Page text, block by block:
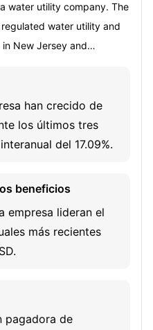
water utility company. The
water utility and
New Jersey and
and private clients,
It operates through
Non-Regulated. The
in the business of
industrial and
Tidewater, Pinelands
Non-Regulated segment
contract services for
in New Jersey and
PA, and White Marsh.
han crecido de
los últimos tres
del 17.09%.
beneficios
empresa lideran el
más recientes
pagadora de